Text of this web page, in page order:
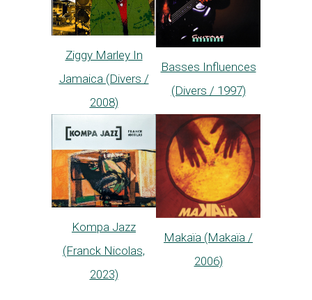
Ziggy Marley In
Jamaica (Divers /
2008)
Basses Influences
(Divers / 1997)
Kompa Jazz
(Franck Nicolas,
2023)
Makaïa (Makaïa /
2006)